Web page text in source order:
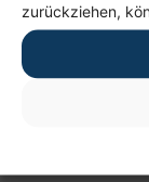
zurückziehen,